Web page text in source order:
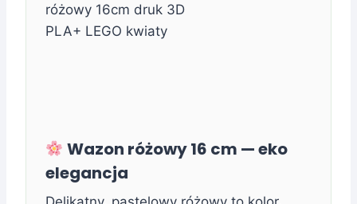
Wazon różowy 16 cm — eko
elegancja